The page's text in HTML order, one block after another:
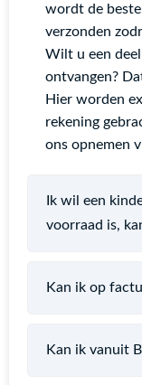
wordt de
verzonden
Wilt u een
ontvangen?
Hier worden
rekening
ons opnemen
Ik wil een
voorraad is,
Kan ik op
Kan ik vanuit